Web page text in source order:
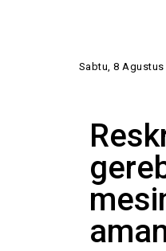
Sabtu, 8 Agustus